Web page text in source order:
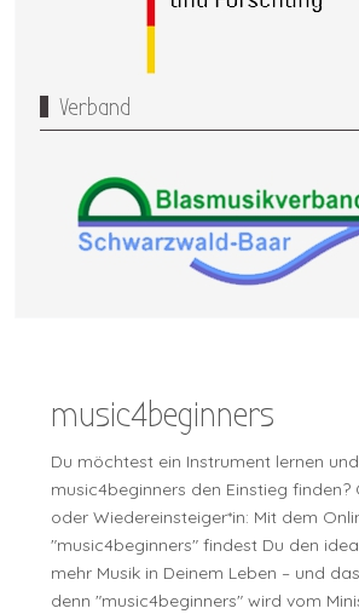
Verband
music4beginners
Du möchtest ein Instrument lernen
music4beginners den Einstieg finden?
oder Wiedereinsteiger*in: Mit dem
"music4beginners" findest Du den
mehr Musik in Deinem Leben – und
denn "music4beginners" wird vom